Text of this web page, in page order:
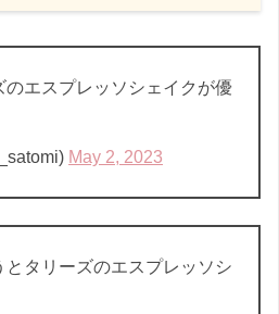
のエスプレッソシェイクが優
May 2, 2023
とタリーズのエスプレッソシ